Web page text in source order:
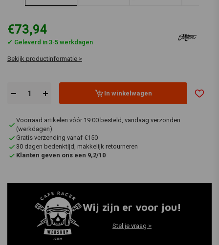
€73,94
✔ Geleverd in 3-5 werkdagen
Bekijk productinformatie >
In winkelwagen
Voorraad artikelen vóór 19:00 besteld, vandaag verzonden
(werkdagen)
Gratis verzending vanaf €150
30 dagen bedenktijd, makkelijk retourneren
Klanten geven ons een 9,2/10
Wij zijn er voor jou!
Stel je vraag >